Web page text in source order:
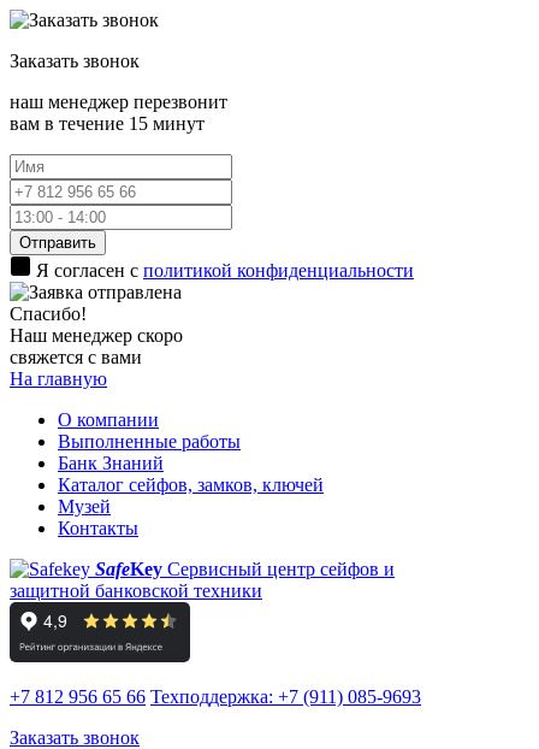
Заказать звонок
наш менеджер перезвонит
вам в течение 15 минут
Отправить
Я согласен с политикой конфиденциальности
Спасибо!
Наш менеджер скоро
свяжется с вами
На главную
О компании
Выполненные работы
Банк Знаний
Каталог сейфов, замков, ключей
Музей
Контакты
SafeKey Сервисный центр сейфов и
защитной банковской техники
+7 812 956 65 66 Техподдержка: +7 (911) 085-9693
Заказать звонок